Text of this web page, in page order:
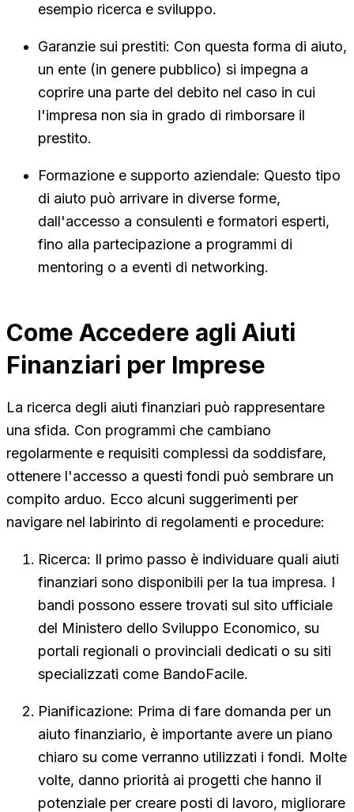
esempio ricerca e sviluppo.
Garanzie sui prestiti: Con questa forma di aiuto,
un ente (in genere pubblico) si impegna a
coprire una parte del debito nel caso in cui
l'impresa non sia in grado di rimborsare il
prestito.
Formazione e supporto aziendale: Questo tipo
di aiuto può arrivare in diverse forme,
dall'accesso a consulenti e formatori esperti,
fino alla partecipazione a programmi di
mentoring o a eventi di networking.
Come Accedere agli Aiuti
Finanziari per Imprese
La ricerca degli aiuti finanziari può rappresentare
una sfida. Con programmi che cambiano
regolarmente e requisiti complessi da soddisfare,
ottenere l'accesso a questi fondi può sembrare un
compito arduo. Ecco alcuni suggerimenti per
navigare nel labirinto di regolamenti e procedure:
Ricerca: Il primo passo è individuare quali aiuti
finanziari sono disponibili per la tua impresa. I
bandi possono essere trovati sul sito ufficiale
del Ministero dello Sviluppo Economico, su
portali regionali o provinciali dedicati o su siti
specializzati come BandoFacile.
Pianificazione: Prima di fare domanda per un
aiuto finanziario, è importante avere un piano
chiaro su come verranno utilizzati i fondi. Molte
volte, danno priorità ai progetti che hanno il
potenziale per creare posti di lavoro, migliorare